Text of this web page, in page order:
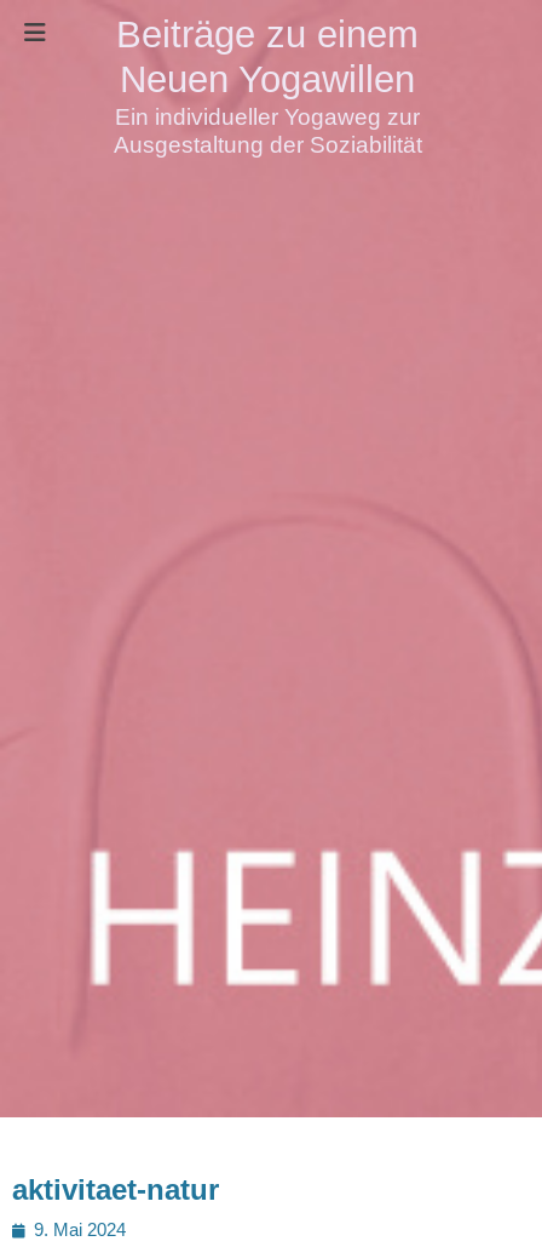
Beiträge zu einem
Neuen Yogawillen
Ein individueller Yogaweg zur
Ausgestaltung der Soziabilität
aktivitaet-natur
Posted
9. Mai 2024